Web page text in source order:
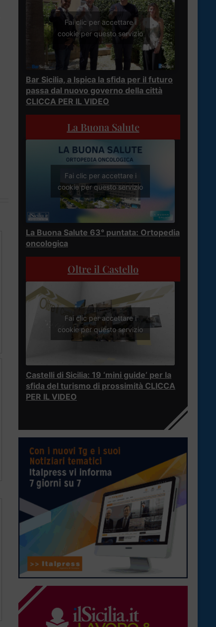
Fai clic per accettare i
cookie per questo servizio
Bar Sicilia, a Ispica la sfida per il futuro
passa dal nuovo governo della città
CLICCA PER IL VIDEO
La Buona Salute
Fai clic per accettare i
cookie per questo servizio
La Buona Salute 63° puntata: Ortopedia
oncologica
Oltre il Castello
Fai clic per accettare i
cookie per questo servizio
Castelli di Sicilia: 19 ‘mini guide’ per la
sfida del turismo di prossimità CLICCA
PER IL VIDEO